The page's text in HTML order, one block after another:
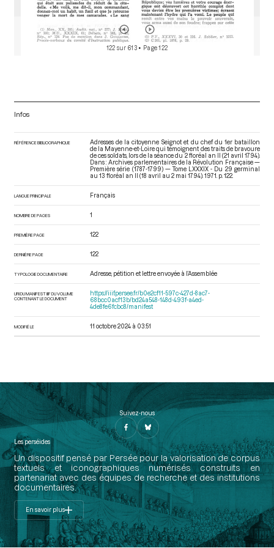
122 sur 613 • Page 122
Infos
RÉFÉRENCE BIBLIOGRAPHIQUE
Adresses de la citoyenne Seignot et du chef du 1er bataillon
de la Mayenne-et-Loire qui témoignent des traits de bravoure
de ces soldats, lors de la séance du 2 floréal an II (21 avril 1794).
Dans : Archives parlementaires de la Révolution Française —
Première série (1787-1799) — Tome LXXXIX - Du 29 germinal
au 13 floréal an II (18 avril au 2 mai 1794) . 1971. p. 122.
LANGUE PRINCIPALE Français
NOMBRE DE PAGES 1
PREMIÈRE PAGE 122
DERNIÈRE PAGE 122
TYPOLOGIE DOCUMENTAIRE Adresse, pétition et lettre envoyée à l’Assemblée
URI DU MANIFEST IIIF DU VOLUME
CONTENANT LE DOCUMENT
https://iiif.persee.fr/b0e2cf11-597c-427d-8ac7-
68bcc0acf13b/bd24a548-148d-493f-a4ed-
4de8fe6fcbc8/manifest
MODIFIÉ LE 11 octobre 2024 à 03:51
Suivez-nous
Les perséides
Un dispositif pensé par Persée pour la valorisation de corpus
textuels et iconographiques numérisés construits en
partenariat avec des équipes de recherche et des institutions
documentaires.
En savoir plus